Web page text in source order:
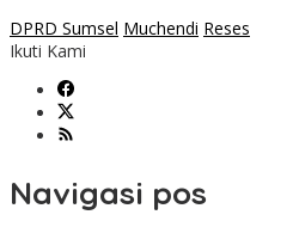
DPRD Sumsel Muchendi Reses
Ikuti Kami
Navigasi pos